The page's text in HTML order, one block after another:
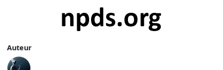
Auteur